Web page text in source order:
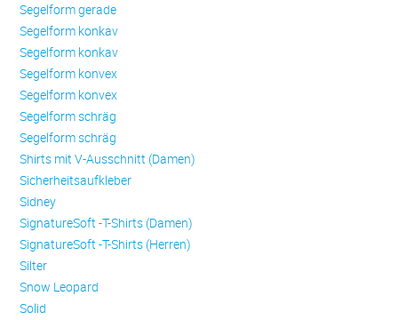
Se­gel­form ge­ra­de
Se­gel­form konkav
Se­gel­form konkav
Se­gel­form konvex
Se­gel­form konvex
Se­gel­form schräg
Se­gel­form schräg
Shirts mit V-Ausschnitt (Damen)
Sicherheitsaufkleber
Sidney
SignatureSoft -T-Shirts (Damen)
SignatureSoft -T-Shirts (Herren)
Silter
Snow Leopard
Solid